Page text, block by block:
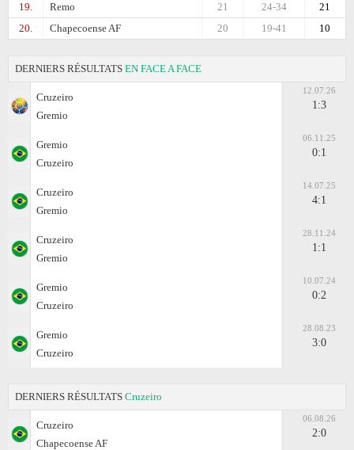
19. Remo 21
24-34
21
20.
Chapecoense AF 10
19-41
20
DERNIERS RÉSULTATS EN FACE A FACE
Cruzeiro
Gremio
12.07.26
1:3
Gremio
Cruzeiro
06.11.25
0:1
Cruzeiro
Gremio
14.07.25
4:1
Cruzeiro
Gremio
28.11.24
1:1
Gremio
Cruzeiro
10.07.24
0:2
Gremio
Cruzeiro
28.08.23
3:0
DERNIERS RÉSULTATS Cruzeiro
Cruzeiro
Chapecoense AF
06.08.26
2:0